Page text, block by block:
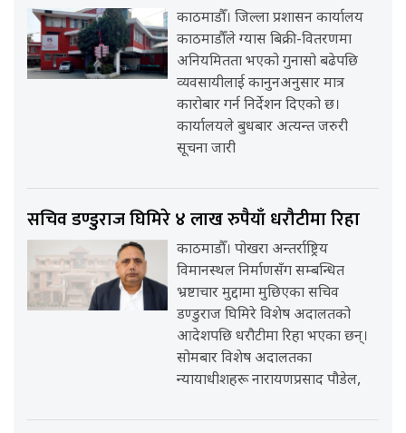
काठमाडौँ। जिल्ला प्रशासन कार्यालय
काठमाडौँले ग्यास बिक्री-वितरणमा
अनियमितता भएको गुनासो बढेपछि
व्यवसायीलाई कानुनअनुसार मात्र
कारोबार गर्न निर्देशन दिएको छ।
कार्यालयले बुधबार अत्यन्त जरुरी
सूचना जारी
सचिव डण्डुराज घिमिरे ४ लाख रुपैयाँ धरौटीमा रिहा
काठमाडौँ। पोखरा अन्तर्राष्ट्रिय
विमानस्थल निर्माणसँग सम्बन्धित
भ्रष्टाचार मुद्दामा मुछिएका सचिव
डण्डुराज घिमिरे विशेष अदालतको
आदेशपछि धरौटीमा रिहा भएका छन्।
सोमबार विशेष अदालतका
न्यायाधीशहरू नारायणप्रसाद पौडेल,